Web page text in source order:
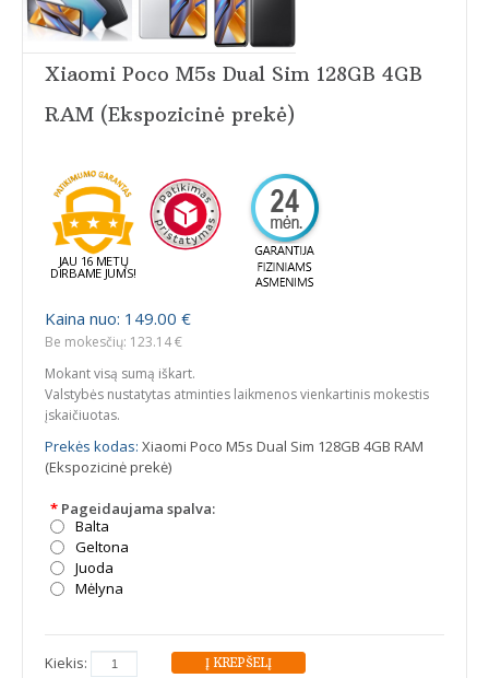
Xiaomi Poco M5s Dual Sim 128GB 4GB
RAM (Ekspozicinė prekė)
JAU 16 METŲ
DIRBAME JUMS!
Kaina nuo: 149.00 €
Be mokesčių: 123.14 €
Mokant visą sumą iškart.
Valstybės nustatytas atminties laikmenos vienkartinis mokestis
įskaičiuotas.
Prekės kodas: Xiaomi Poco M5s Dual Sim 128GB 4GB RAM
(Ekspozicinė prekė)
* Pageidaujama spalva:
Balta
Geltona
Juoda
Mėlyna
Kiekis: